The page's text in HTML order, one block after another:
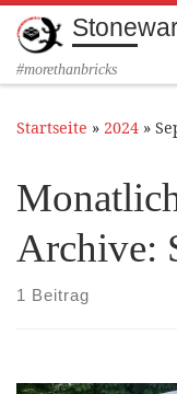
Zum Inhalt
#morethanbricks
Startseite » 2024 »
Archive:
1 Beitrag